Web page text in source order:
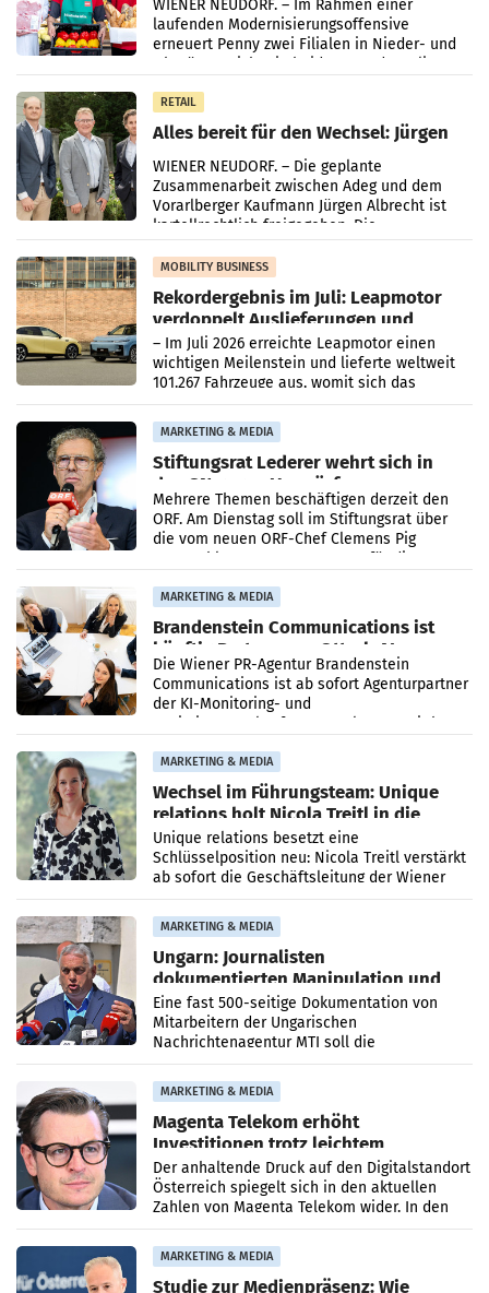
WIENER NEUDORF. – Im Rahmen einer
laufenden Modernisierungsoffensive
erneuert Penny zwei Filialen in Nieder- und
Oberösterreich. Die beiden Standorte liegen
RETAIL
Alles bereit für den Wechsel: Jürgen
Albrecht setzt ab 1.1.2027 auf Adeg
WIENER NEUDORF. – Die geplante
Zusammenarbeit zwischen Adeg und dem
Vorarlberger Kaufmann Jürgen Albrecht ist
kartellrechtlich freigegeben: Die
Bundeswettbewerbsbehörde und der
Bundeskartellanwalt
MOBILITY BUSINESS
Rekordergebnis im Juli: Leapmotor
verdoppelt Auslieferungen und
überschreitet die 100.000er-Marke
– Im Juli 2026 erreichte Leapmotor einen
wichtigen Meilenstein und lieferte weltweit
101.267 Fahrzeuge aus, womit sich das
Ergebnis gegenüber Juli 2025 mehr als
verdoppelte (+102
MARKETING & MEDIA
Stiftungsrat Lederer wehrt sich in
den SN gegen Vorwürfe
Mehrere Themen beschäftigen derzeit den
ORF. Am Dienstag soll im Stiftungsrat über
die vom neuen ORF-Chef Clemens Pig
vorgeschlagenen Besetzungen für die
MARKETING & MEDIA
Brandenstein Communications ist
künftig Partner von OtterlyAI
Die Wiener PR-Agentur Brandenstein
Communications ist ab sofort Agenturpartner
der KI-Monitoring- und
Optimierungsplattform OtterlyAI. Damit baut
MARKETING & MEDIA
Wechsel im Führungsteam: Unique
relations holt Nicola Treitl in die
Geschäftsleitung
Unique relations besetzt eine
Schlüsselposition neu: Nicola Treitl verstärkt
ab sofort die Geschäftsleitung der Wiener
PR-Agentur an der Seite von Josef Kalina und
Anna Kalina-Mahr.
MARKETING & MEDIA
Ungarn: Journalisten
dokumentierten Manipulation und
Zensur
Eine fast 500-seitige Dokumentation von
Mitarbeitern der Ungarischen
Nachrichtenagentur MTI soll die
systematische Nachrichten-Manipulation und
Zensur bei der Agentur während der Zeit
MARKETING & MEDIA
Magenta Telekom erhöht
Investitionen trotz leichtem
Umsatzrückgang
Der anhaltende Druck auf den Digitalstandort
Österreich spiegelt sich in den aktuellen
Zahlen von Magenta Telekom wider. In den
ersten sechs Monaten des laufenden Jahres
verzeichnete
MARKETING & MEDIA
Studie zur Medienpräsenz: Wie